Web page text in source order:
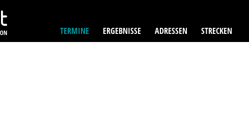
TERMINE ERGEBNISSE ADRESSEN STRECKEN